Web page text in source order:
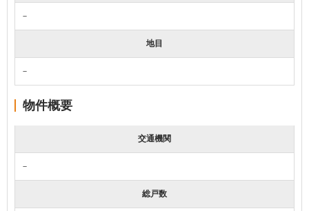
－
地目
－
物件概要
交通機関
－
総戸数